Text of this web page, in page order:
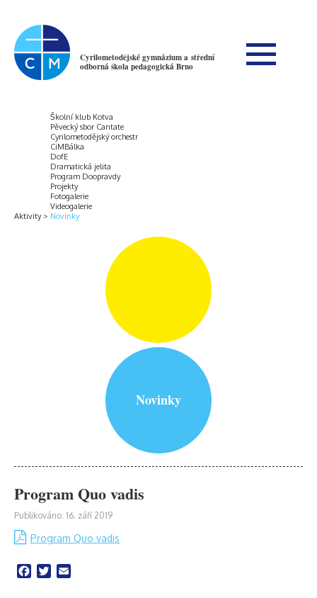
Cyrilometodějské gymnázium a střední
odborná škola pedagogická Brno
Aktivity
Školní klub Kotva
Pěvecký sbor Cantate
Cyrilometodějský orchestr
CiMBálka
DofE
Dramatická jelita
Program Doopravdy
Projekty
Fotogalerie
Videogalerie
Novinky
Novinky
Program Quo vadis
Publikováno: 16. září 2019
Program Quo vadis
Facebook
Twitter